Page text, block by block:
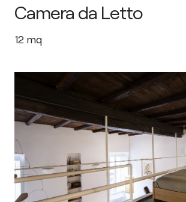
Camera da Letto
12 mq